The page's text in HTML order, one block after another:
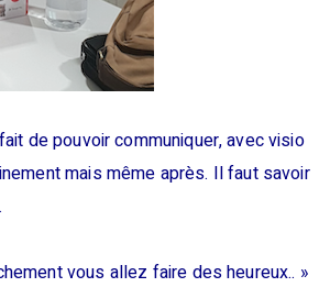
de pouvoir communiquer, avec visio
mais même après. Il faut savoir
vous allez faire des heureux.. »